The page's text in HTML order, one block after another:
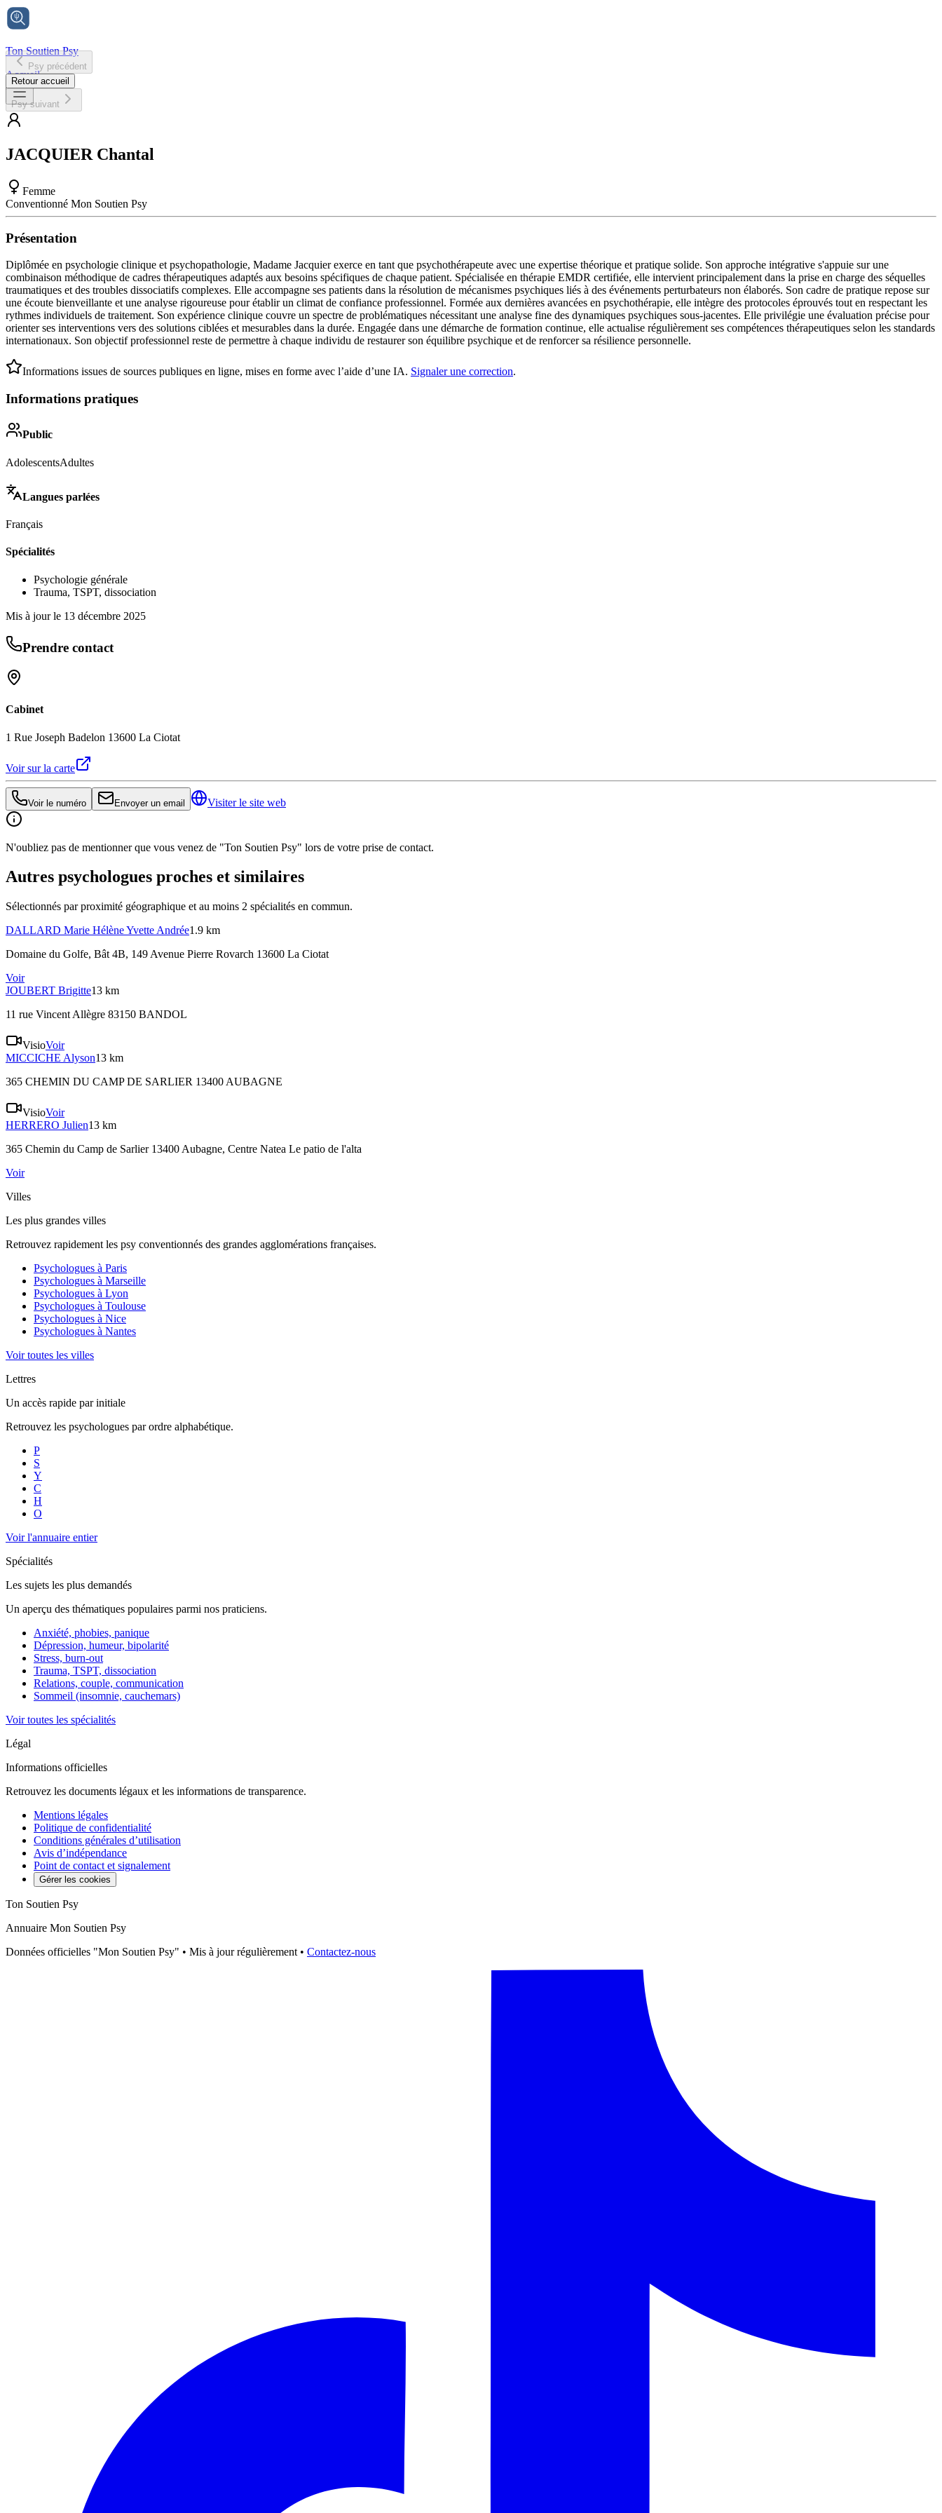
Ton Soutien Psy
Accueil
Psy précédent
Retour accueil
Psy suivant
JACQUIER Chantal
Femme
Conventionné Mon Soutien Psy
Présentation
Diplômée en psychologie clinique et psychopathologie, Madame Jacquier exerce en tant que psychothérapeute avec une expertise théorique et pratique solide. Son approche intégrative s'appuie sur une
combinaison méthodique de cadres thérapeutiques adaptés aux besoins spécifiques de chaque patient. Spécialisée en thérapie EMDR certifiée, elle intervient principalement dans la prise en charge des séquelles
traumatiques et des troubles dissociatifs complexes. Elle accompagne ses patients dans la résolution de mécanismes psychiques liés à des événements perturbateurs non élaborés. Son cadre de pratique repose sur
une écoute bienveillante et une analyse rigoureuse pour établir un climat de confiance professionnel. Formée aux dernières avancées en psychothérapie, elle intègre des protocoles éprouvés tout en respectant les
rythmes individuels de traitement. Son expérience clinique couvre un spectre de problématiques nécessitant une analyse fine des dynamiques psychiques sous-jacentes. Elle privilégie une évaluation précise pour
orienter ses interventions vers des solutions ciblées et mesurables dans la durée. Engagée dans une démarche de formation continue, elle actualise régulièrement ses compétences thérapeutiques selon les standards
internationaux. Son objectif professionnel reste de permettre à chaque individu de restaurer son équilibre psychique et de renforcer sa résilience personnelle.
Informations issues de sources publiques en ligne, mises en forme avec l’aide d’une IA. Signaler une correction.
Informations pratiques
Public
AdolescentsAdultes
Langues parlées
Français
Spécialités
Psychologie générale
Trauma, TSPT, dissociation
Mis à jour le 13 décembre 2025
Prendre contact
Cabinet
1 Rue Joseph Badelon 13600 La Ciotat
Voir sur la carte
Voir le numéro Envoyer un email Visiter le site web
N'oubliez pas de mentionner que vous venez de "Ton Soutien Psy" lors de votre prise de contact.
Autres psychologues proches et similaires
Sélectionnés par proximité géographique et au moins 2 spécialités en commun.
DALLARD Marie Hélène Yvette Andrée1.9 km
Domaine du Golfe, Bât 4B, 149 Avenue Pierre Rovarch 13600 La Ciotat
Voir
JOUBERT Brigitte13 km
11 rue Vincent Allègre 83150 BANDOL
VisioVoir
MICCICHE Alyson13 km
365 CHEMIN DU CAMP DE SARLIER 13400 AUBAGNE
VisioVoir
HERRERO Julien13 km
365 Chemin du Camp de Sarlier 13400 Aubagne, Centre Natea Le patio de l'alta
Voir
Villes
Les plus grandes villes
Retrouvez rapidement les psy conventionnés des grandes agglomérations françaises.
Psychologues à Paris
Psychologues à Marseille
Psychologues à Lyon
Psychologues à Toulouse
Psychologues à Nice
Psychologues à Nantes
Voir toutes les villes
Lettres
Un accès rapide par initiale
Retrouvez les psychologues par ordre alphabétique.
P
S
Y
C
H
O
Voir l'annuaire entier
Spécialités
Les sujets les plus demandés
Un aperçu des thématiques populaires parmi nos praticiens.
Anxiété, phobies, panique
Dépression, humeur, bipolarité
Stress, burn-out
Trauma, TSPT, dissociation
Relations, couple, communication
Sommeil (insomnie, cauchemars)
Voir toutes les spécialités
Légal
Informations officielles
Retrouvez les documents légaux et les informations de transparence.
Mentions légales
Politique de confidentialité
Conditions générales d’utilisation
Avis d’indépendance
Point de contact et signalement
Gérer les cookies
Ton Soutien Psy
Annuaire Mon Soutien Psy
Données officielles "Mon Soutien Psy" • Mis à jour régulièrement • Contactez-nous